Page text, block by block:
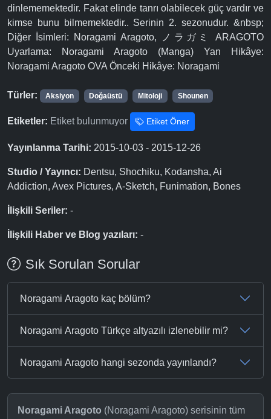
dinlememektedir. Fakat elinde tanrı olabilecek güç vardır ve
kimse bunu bilmemektedir.. Serinin 2. sezonudur. &nbsp;
Diğer İsimleri: Noragami Aragoto, ノラガミ ARAGOTO
Uyarlama: Noragami Aragoto (Manga) Yan Hikâye:
Noragami Aragoto OVA Önceki Hikâye: Noragami
Türler: Aksiyon Doğaüstü Mitoloji Shounen
Etiketler: Etiket bulunmuyor Etiket Öner
Yayınlanma Tarihi: 2015-10-03 - 2015-12-26
Studio / Yayıncı: Dentsu, Shochiku, Kodansha, Ai
Addiction, Avex Pictures, A-Sketch, Funimation, Bones
İlişkili Seriler: -
İlişkili Haber ve Blog yazıları: -
Sık Sorulan Sorular
Noragami Aragoto kaç bölüm?
Noragami Aragoto Türkçe altyazılı izlenebilir mi?
Noragami Aragoto hangi sezonda yayınlandı?
Noragami Aragoto (Noragami Aragoto) serisinin tüm